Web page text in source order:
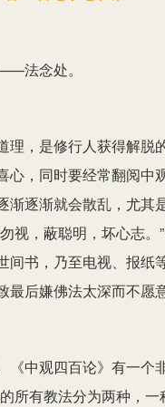
法念处。
，是修行人获得解脱
，同时要经常翻阅中
逐渐就会散乱，尤其
视，蔽聪明，坏心志。
书，乃至电视、报纸
后嫌佛法太深而不愿意
中观四百论》有一个
所有教法分为两种，